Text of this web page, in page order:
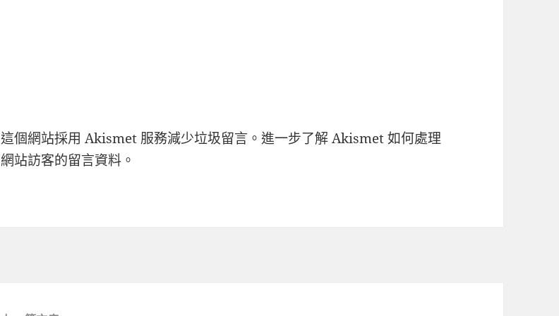
這個網站採用 Akismet 服務減少垃圾留言。進一步了解 Akismet 如何處理
網站訪客的留言資料 。